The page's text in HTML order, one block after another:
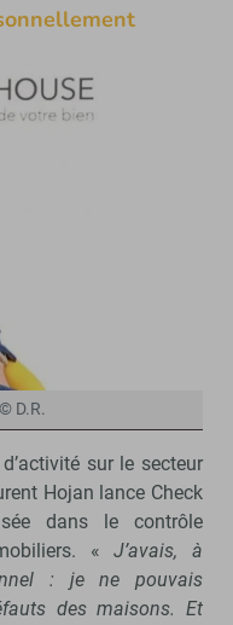
D.R.
sur le secteur
Hojan lance Check
dans le contrôle
«J’avais, à
: je ne pouvais
des maisons. Et